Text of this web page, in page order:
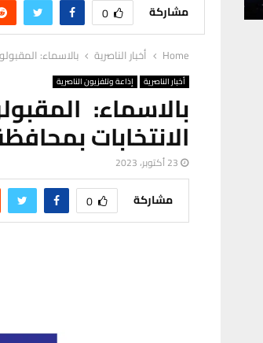
مشاركة 0
Home أخبار الناصرية بالاسماء:
أخبار الناصرية إذاعة وتلفزيون الناصرية
بالاسماء:
الانتخابات
23 أكتوبر، 2023
مشاركة 0